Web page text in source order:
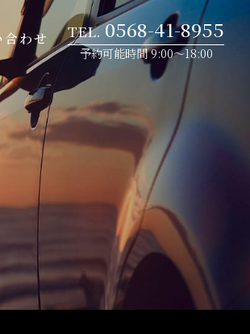
わせ 0568-41-8955
予約可能時間 9:00～18:00